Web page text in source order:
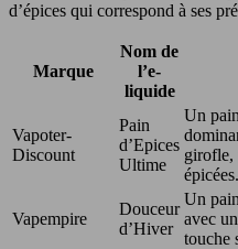
d’épices qui correspond à ses
Marque
Nom de
l’e-
liquide
Vapoter-
Discount
Pain
d’Epices
Ultime
Un
girofle,
épicées.
Vapempire
Douceur
d’Hiver
Un
avec
touche